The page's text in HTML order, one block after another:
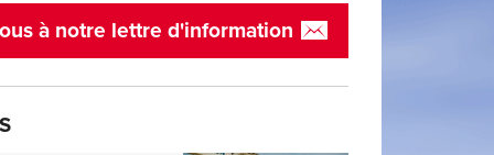
à notre lettre d'information